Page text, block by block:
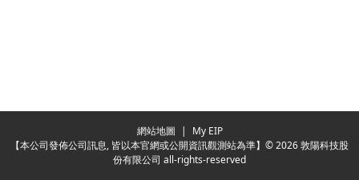
網站地圖 |
My EIP
【本公司發佈公司訊息, 皆以本官網或公開資訊觀測站為準】© 2026 敦陽科技股
份有限公司 all-rights-reserved